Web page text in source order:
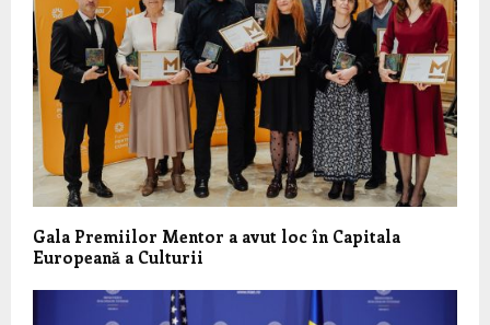
Gala Premiilor Mentor a avut loc în Capitala
Europeană a Culturii